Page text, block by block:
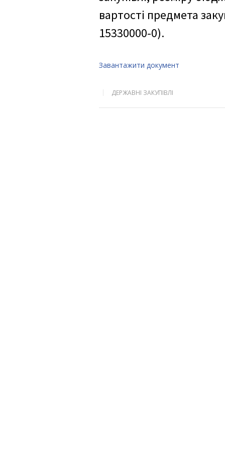
вартості предмета
15330000-0).
Завантажити документ
ДЕРЖАВНІ ЗАКУПІВЛІ